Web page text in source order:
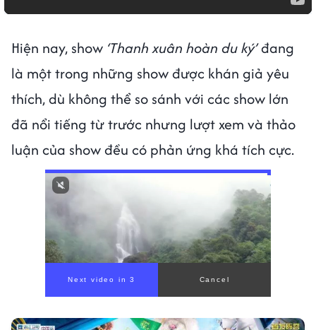
Hiện nay, show ‘Thanh xuân hoàn du ký’đang
là một trong những show được khán giả yêu
thích, dù không thể so sánh với các show lớn
đã nổi tiếng từ trước nhưng lượt xem và thảo
luận của show đều có phản ứng khá tích cực.